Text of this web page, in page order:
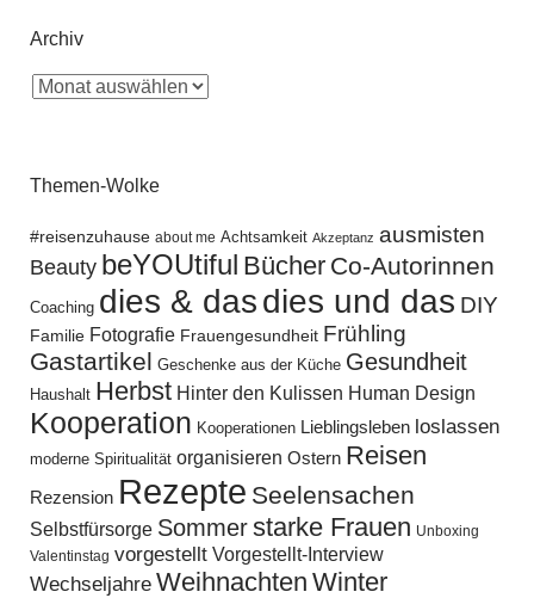
Archiv
Themen-Wolke
#reisenzuhause about me Achtsamkeit Akzeptanz ausmisten
Beauty beYOUtiful Bücher Co-Autorinnen
Coaching dies & dasdies und das DIY
Familie Fotografie Frauengesundheit Frühling
Gastartikel Geschenke aus der Küche Gesundheit
Haushalt Herbst Hinter den Kulissen Human Design
Kooperation Kooperationen Lieblingsleben loslassen
moderne Spiritualität organisieren Ostern Reisen
Rezension Rezepte Seelensachen
Selbstfürsorge Sommerstarke Frauen Unboxing
Valentinstag vorgestellt Vorgestellt-Interview
Wechseljahre Weihnachten Winter